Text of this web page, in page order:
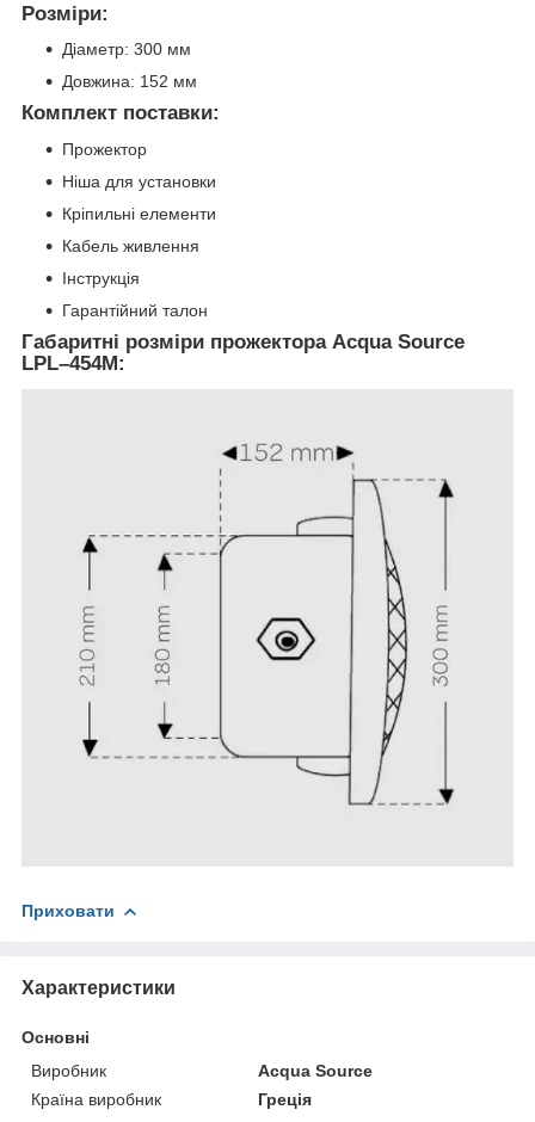
Розміри:
Діаметр: 300 мм
Довжина: 152 мм
Комплект поставки:
Прожектор
Ніша для установки
Кріпильні елементи
Кабель живлення
Інструкція
Гарантійний талон
Габаритні розміри прожектора Acqua Source
LPL–454M:
Приховати
Характеристики
Основні
Виробник
Acqua Source
Країна виробник
Греція